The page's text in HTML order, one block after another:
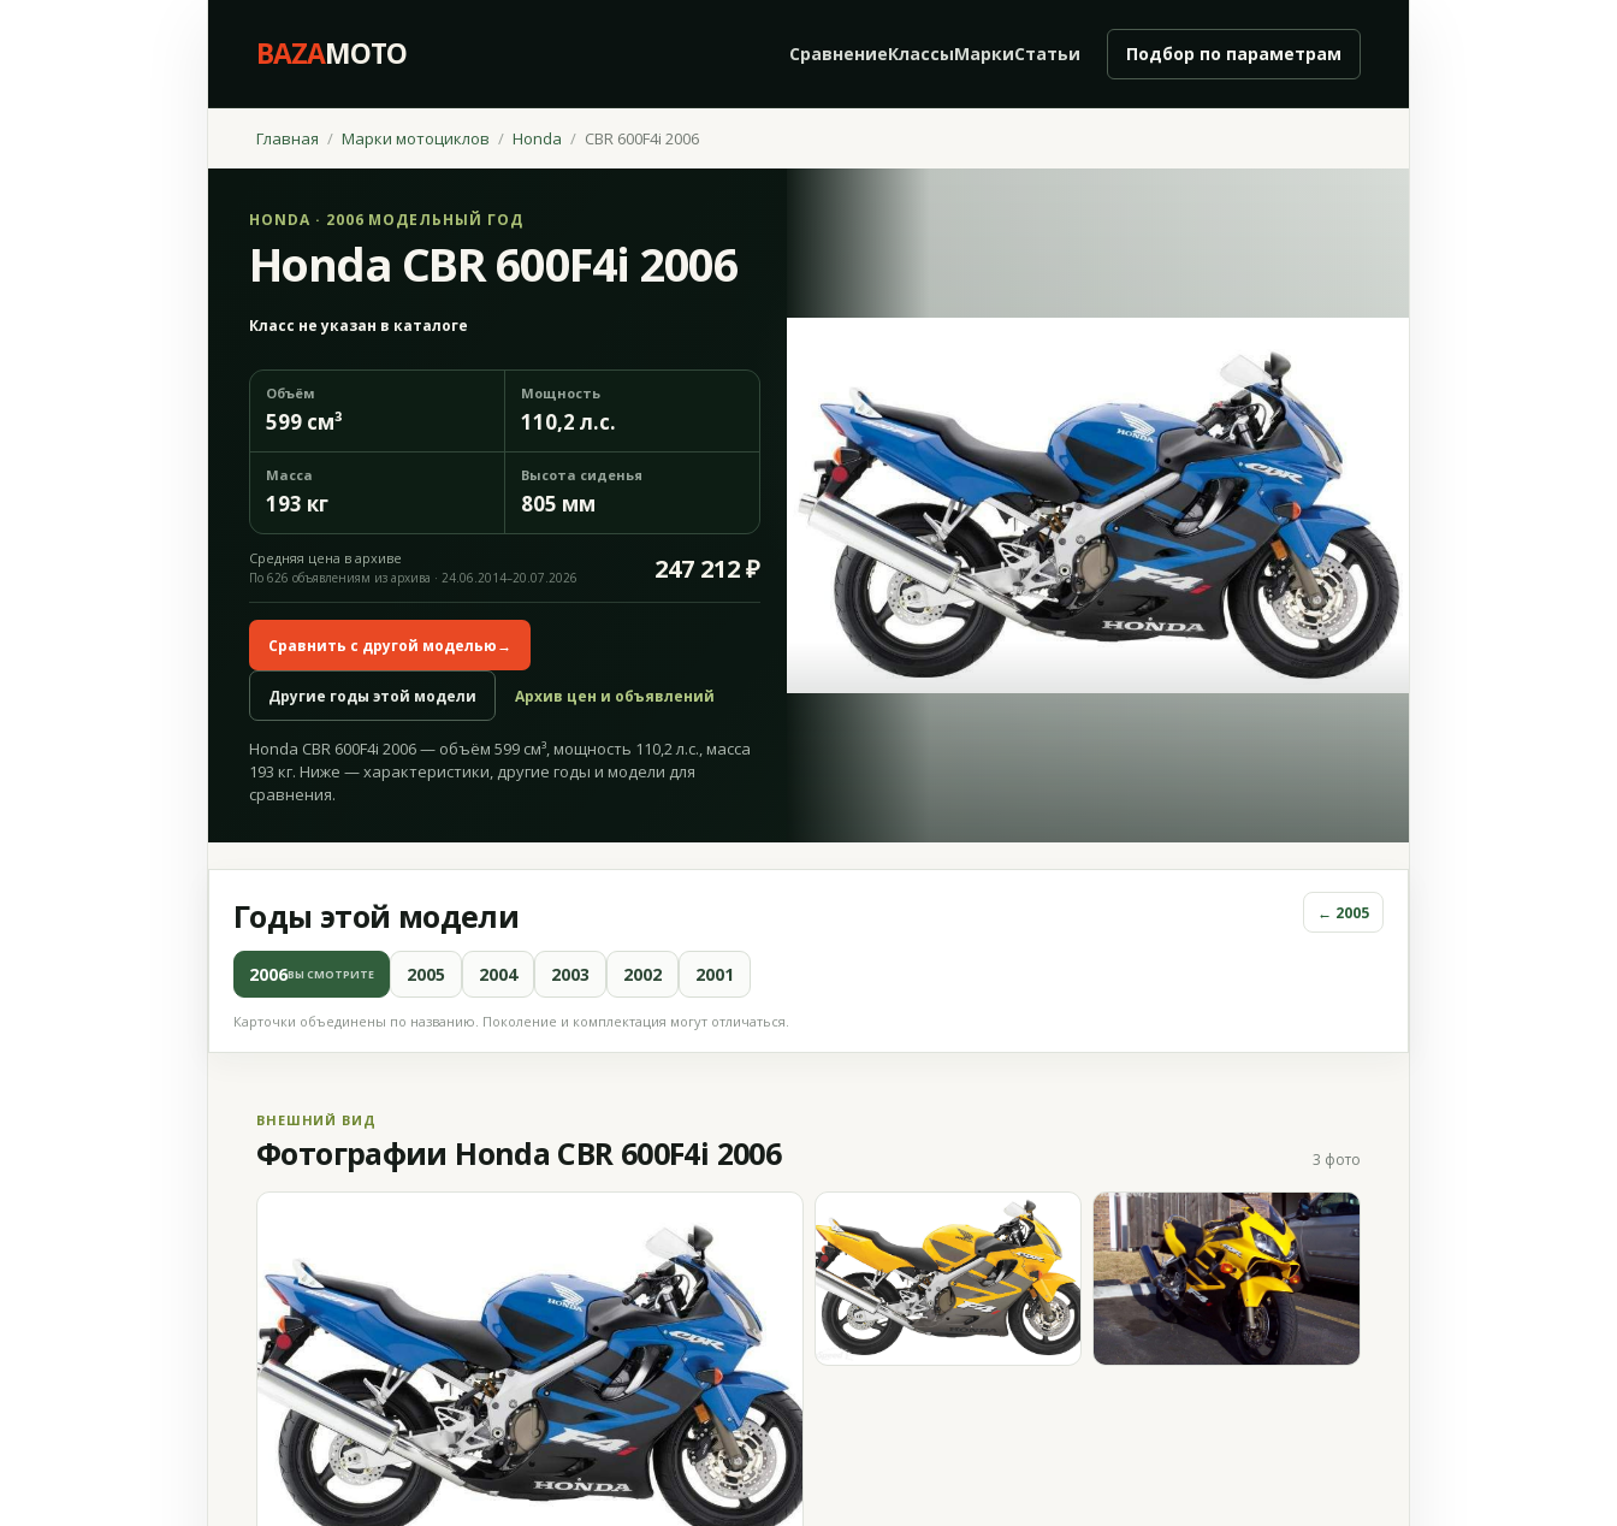
BAZAMOTO СравнениеКлассыМаркиСтатьи Подбор по параметрам
Главная Марки мотоциклов Honda CBR 600F4i 2006
HONDA · 2006 МОДЕЛЬНЫЙ ГОД
Honda CBR 600F4i 2006
Класс не указан в каталоге
Объём
599 см³
Мощность
110,2 л.с.
Масса
193 кг
Высота сиденья
805 мм
Средняя цена в архиве 247 212 ₽
По 626 объявлениям из архива · 24.06.2014–20.07.2026
Сравнить с другой моделью→
Другие годы этой модели Архив цен и объявлений
Honda CBR 600F4i 2006 — объём 599 см³, мощность 110,2 л.с., масса
193 кг. Ниже — характеристики, другие годы и модели для
сравнения.
Годы этой модели ← 2005
2006ВЫ СМОТРИТЕ 2005 2004 2003 2002 2001
Карточки объединены по названию. Поколение и комплектация могут отличаться.
ВНЕШНИЙ ВИД
Фотографии Honda CBR 600F4i 2006 3 фото